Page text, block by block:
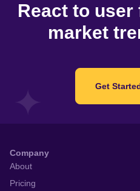
React to user
market
Get
Company
About
Pricing